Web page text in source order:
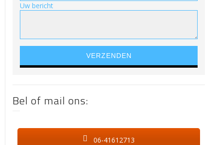
Uw bericht
Gelieve dit veld leeg te laten.
Bel of mail ons:
06-41612713